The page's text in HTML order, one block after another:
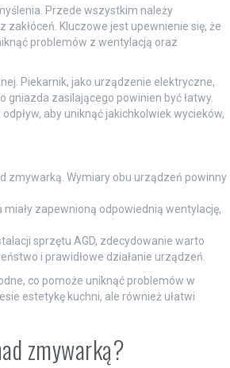
Przede wszystkim należy
Kluczowe jest upewnienie się, że
problemów z wentylacją oraz
Piekarnik, jako urządzenie elektryczne,
zasilającego powinien być łatwy.
aby uniknąć jakichkolwiek wycieków,
zmywarką. Wymiary obu urządzeń powinny
zapewnioną odpowiednią wentylację,
sprzętu AGD, zdecydowanie warto
i prawidłowe działanie urządzeń.
co pomoże uniknąć problemów w
estetykę kuchni, ale również ułatwi
zmywarką?